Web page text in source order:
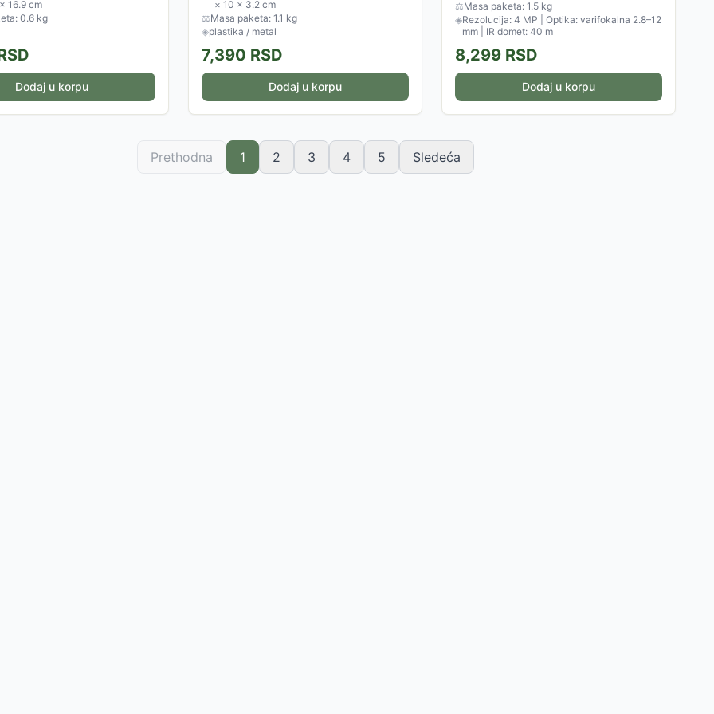
16.9 cm
0.6 kg
Dodaj u korpu
× 10 × 3.2 cm
⚖Masa paketa: 1.1 kg
◈plastika / metal
7,390 RSD
Dodaj u korpu
⚖Masa paketa: 1.5 kg
◈Rezolucija: 4 MP | Optika: varifokalna 2.8–12
mm | IR domet: 40 m
8,299 RSD
Dodaj u korpu
Prethodna 1 2 3 4 5 Sledeća